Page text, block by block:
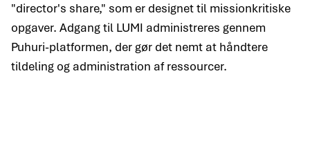
"director's share," som er designet til missionkritiske
opgaver. Adgang til LUMI administreres gennem
Puhuri-platformen, der gør det nemt at håndtere
tildeling og administration af ressourcer.